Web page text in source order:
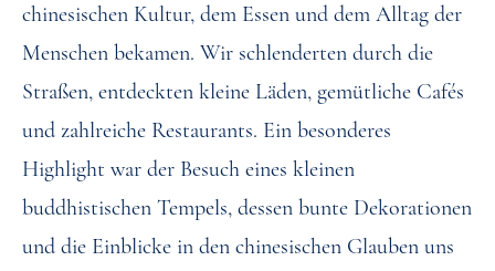
chinesischen Kultur, dem Essen und dem Alltag der
Menschen bekamen. Wir schlenderten durch die
Straßen, entdeckten kleine Läden, gemütliche Cafés
und zahlreiche Restaurants. Ein besonderes
Highlight war der Besuch eines kleinen
buddhistischen Tempels, dessen bunte Dekorationen
und die Einblicke in den chinesischen Glauben uns